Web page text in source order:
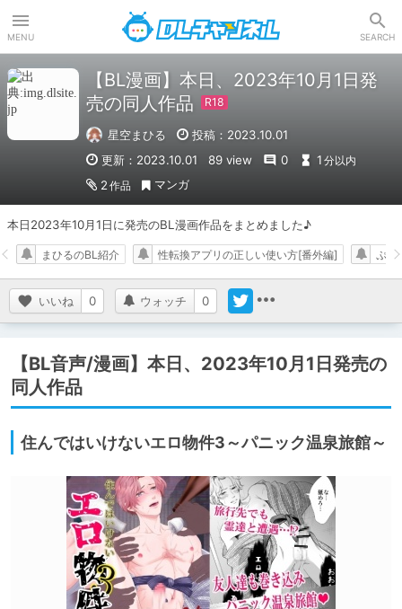
MENU SEARCH
【BL漫画】本日、2023年10月1日発
売の同人作品
星空まひる
投稿：2023.10.01
更新：2023.10.01
89 view 0 1 分以内
2 作品 マンガ
本日2023年10月1日に発売のBL漫画作品をまとめました♪
いいね 0 ウォッチ 0
まひるのBL紹介 性転換アプリの正しい使い方[番外編] ぷれ
【BL音声/漫画】本日、2023年10月1日発売の
同人作品
住んではいけないエロ物件3～パニック温泉旅館～